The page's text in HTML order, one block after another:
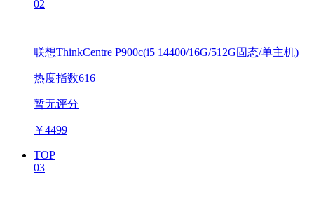
02
联想ThinkCentre P900c(i5 14400/16G/512G固态/单主机)
热度指数616
暂无评分
￥4499
TOP
03